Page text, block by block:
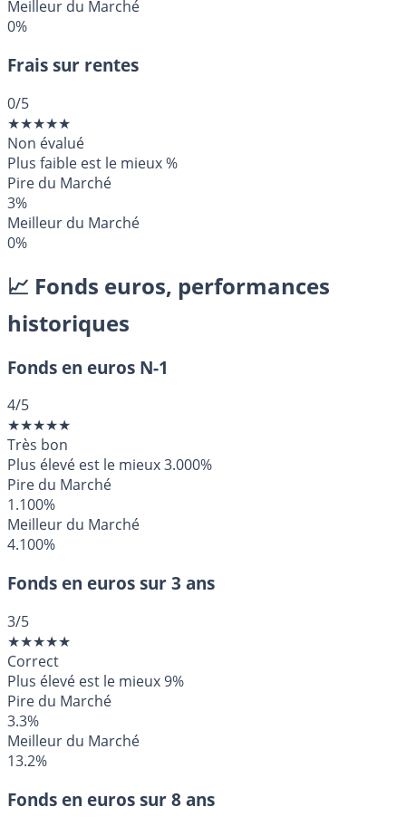
Meilleur du Marché
0%
Frais sur rentes
0/5
★★★★★
Non évalué
Plus faible est le mieux%
Pire du Marché
3%
Meilleur du Marché
0%
📈 Fonds euros, performances
historiques
Fonds en euros N-1
4/5
★★★★★
Très bon
Plus élevé est le mieux3.000%
Pire du Marché
1.100%
Meilleur du Marché
4.100%
Fonds en euros sur 3 ans
3/5
★★★★★
Correct
Plus élevé est le mieux9%
Pire du Marché
3.3%
Meilleur du Marché
13.2%
Fonds en euros sur 8 ans